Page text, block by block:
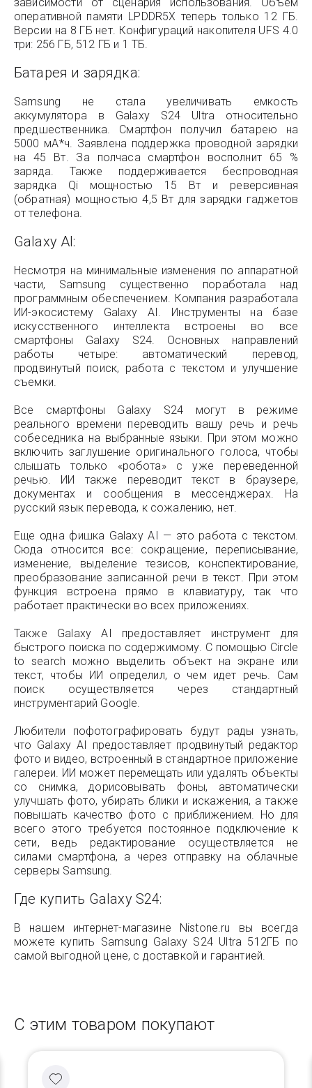
оперативной памяти LPDDR5X теперь только 12 ГБ.
Версии на 8 ГБ нет. Конфигураций накопителя UFS 4.0
три: 256 ГБ, 512 ГБ и 1 ТБ.
Батарея и зарядка:
Samsung не стала увеличивать емкость
аккумулятора в Galaxy S24 Ultra относительно
предшественника. Смартфон получил батарею на
5000 мА*ч. Заявлена поддержка проводной зарядки
на 45 Вт. За полчаса смартфон восполнит 65 %
заряда. Также поддерживается беспроводная
зарядка Qi мощностью 15 Вт и реверсивная
(обратная) мощностью 4,5 Вт для зарядки гаджетов
от телефона.
Galaxy AI:
Несмотря на минимальные изменения по аппаратной
части, Samsung существенно поработала над
программным обеспечением. Компания разработала
ИИ-экосистему Galaxy AI. Инструменты на базе
искусственного интеллекта встроены во все
смартфоны Galaxy S24. Основных направлений
работы четыре: автоматический перевод,
продвинутый поиск, работа с текстом и улучшение
съемки.
Все смартфоны Galaxy S24 могут в режиме
реального времени переводить вашу речь и речь
собеседника на выбранные языки. При этом можно
включить заглушение оригинального голоса, чтобы
слышать только «робота» с уже переведенной
речью. ИИ также переводит текст в браузере,
документах и сообщения в мессенджерах. На
русский язык перевода, к сожалению, нет.
Еще одна фишка Galaxy AI — это работа с текстом.
Сюда относится все: сокращение, переписывание,
изменение, выделение тезисов, конспектирование,
преобразование записанной речи в текст. При этом
функция встроена прямо в клавиатуру, так что
работает практически во всех приложениях.
Также Galaxy AI предоставляет инструмент для
быстрого поиска по содержимому. С помощью Circle
to search можно выделить объект на экране или
текст, чтобы ИИ определил, о чем идет речь. Сам
поиск осуществляется через стандартный
инструментарий Google.
Любители пофотографировать будут рады узнать,
что Galaxy AI предоставляет продвинутый редактор
фото и видео, встроенный в стандартное приложение
галереи. ИИ может перемещать или удалять объекты
со снимка, дорисовывать фоны, автоматически
улучшать фото, убирать блики и искажения, а также
повышать качество фото с приближением. Но для
всего этого требуется постоянное подключение к
сети, ведь редактирование осуществляется не
силами смартфона, а через отправку на облачные
серверы Samsung.
Где купить Galaxy S24:
В нашем интернет-магазине Nistone.ru вы всегда
можете купить Samsung Galaxy S24 Ultra 512ГБ по
самой выгодной цене, с доставкой и гарантией.
С этим товаром покупают